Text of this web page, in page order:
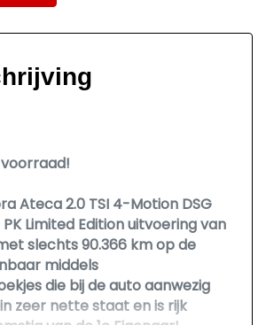
met correctie
camera
preventie
voorraad!
Ateca 2.0 TSI 4-Motion DSG
Limited Edition uitvoering van
slechts 90.366 km op de
middels
die bij de auto aanwezig
zeer nette staat en is rijk